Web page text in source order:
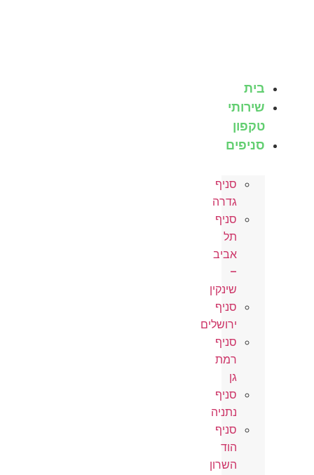
בית
שירותי
טקפון
סניפים
סניף
גדרה
סניף
תל
אביב
–
שינקין
סניף
ירושלים
סניף
רמת
גן
סניף
נתניה
סניף
הוד
השרון